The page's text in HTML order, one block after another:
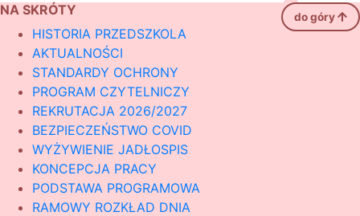
NA SKRÓTY do góry
HISTORIA PRZEDSZKOLA
AKTUALNOŚCI
STANDARDY OCHRONY
PROGRAM CZYTELNICZY
REKRUTACJA 2026/2027
BEZPIECZEŃSTWO COVID
WYŻYWIENIE JADŁOSPIS
KONCEPCJA PRACY
PODSTAWA PROGRAMOWA
RAMOWY ROZKŁAD DNIA